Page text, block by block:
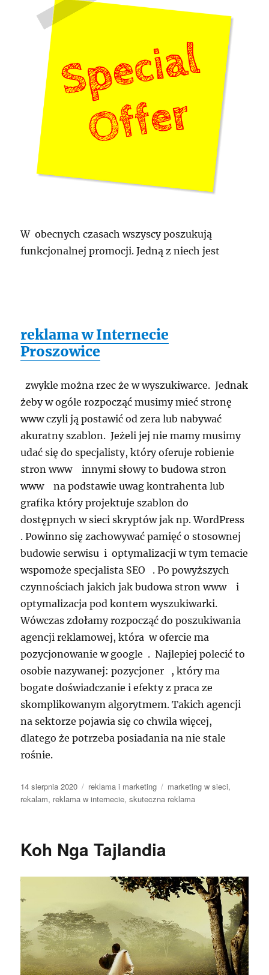
W obecnych czasach wszyscy poszukują
funkcjonalnej promocji. Jedną z niech jest
reklama w Internecie
Proszowice
zwykle można rzec że w wyszukiwarce. Jednak
żeby w ogóle rozpocząć musimy mieć stronę
www czyli ją postawić od zera lub nabywać
akuratny szablon. Jeżeli jej nie mamy musimy
udać się do specjalisty, który oferuje robienie
stron www innymi słowy to budowa stron
www na podstawie uwag kontrahenta lub
grafika który projektuje szablon do
dostępnych w sieci skryptów jak np. WordPress
. Powinno się zachowywać pamięć o stosownej
budowie serwisu i optymalizacji w tym temacie
wspomoże specjalista SEO . Po powyższych
czynnościach jakich jak budowa stron www i
optymalizacja pod kontem wyszukiwarki.
Wówczas zdołamy rozpocząć do poszukiwania
agencji reklamowej, która w ofercie ma
pozycjonowanie w google . Najlepiej polecić to
osobie nazywanej: pozycjoner , który ma
bogate doświadczanie i efekty z praca ze
skomplikowanym algorytmem. Takich agencji
na sektorze pojawia się co chwila więcej,
dlatego że potrzeba posiadania na nie stale
rośnie.
Data
publikacji
14 sierpnia 2020 Kategorie
reklama i marketing Tagi
marketing w sieci,
rekalam, reklama w internecie,skuteczna reklama
Koh Nga Tajlandia